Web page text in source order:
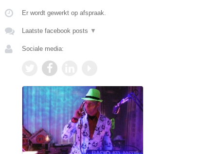
Er wordt gewerkt op afspraak.
Laatste facebook posts ▼
Sociale media: